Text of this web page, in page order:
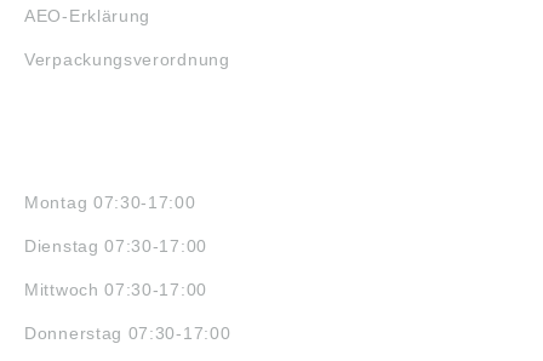
AEO-Erklärung
Verpackungsverordnung
Montag 07:30-17:00
Dienstag 07:30-17:00
Mittwoch 07:30-17:00
Donnerstag 07:30-17:00